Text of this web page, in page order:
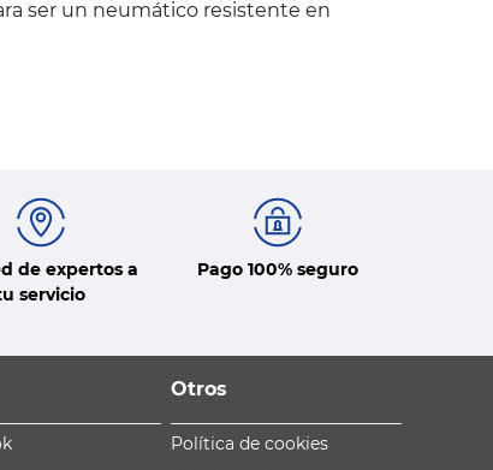
ser un neumático resistente en
de expertos a
servicio
Pago 100% seguro
Otros
Política de cookies